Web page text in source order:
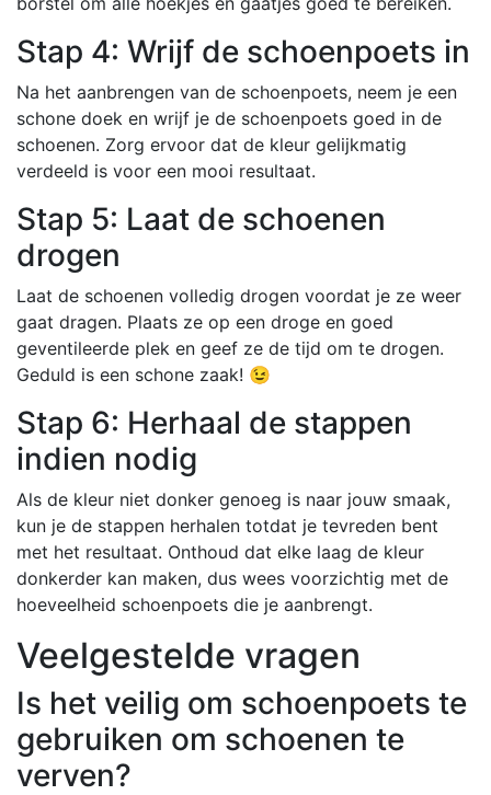
Stap 4: Wrijf de schoenpoets in
Na het aanbrengen van de schoenpoets, neem je een
schone doek en wrijf je de schoenpoets goed in de
schoenen. Zorg ervoor dat de kleur gelijkmatig
verdeeld is voor een mooi resultaat.
Stap 5: Laat de schoenen
drogen
Laat de schoenen volledig drogen voordat je ze weer
gaat dragen. Plaats ze op een droge en goed
geventileerde plek en geef ze de tijd om te drogen.
Geduld is een schone zaak! 😉
Stap 6: Herhaal de stappen
indien nodig
Als de kleur niet donker genoeg is naar jouw smaak,
kun je de stappen herhalen totdat je tevreden bent
met het resultaat. Onthoud dat elke laag de kleur
donkerder kan maken, dus wees voorzichtig met de
hoeveelheid schoenpoets die je aanbrengt.
Veelgestelde vragen
Is het veilig om schoenpoets te
gebruiken om schoenen te
verven?